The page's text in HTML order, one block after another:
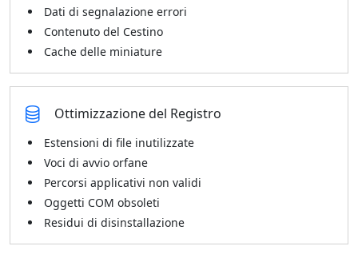
Dati di segnalazione errori
Contenuto del Cestino
Cache delle miniature
Ottimizzazione del Registro
Estensioni di file inutilizzate
Voci di avvio orfane
Percorsi applicativi non validi
Oggetti COM obsoleti
Residui di disinstallazione